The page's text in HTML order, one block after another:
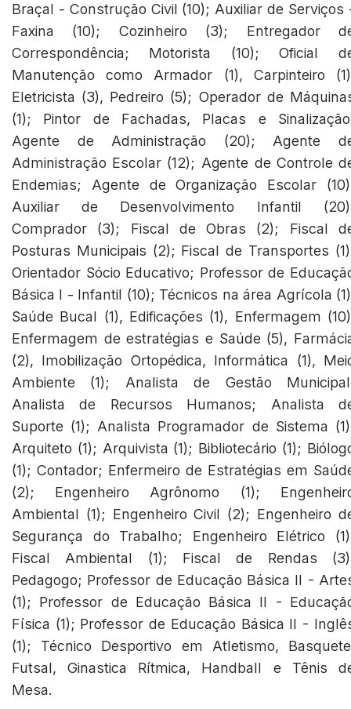
Braçal - Construção Civil (10); Auxiliar de Serviços
Faxina (10); Cozinheiro (3); Entregador
Correspondência; Motorista (10); Oficial
Manutenção como Armador (1), Carpinteiro
Eletricista (3), Pedreiro (5); Operador de
(1); Pintor de Fachadas, Placas e
Agente de Administração (20); Agente
Administração Escolar (12); Agente de Controle
Endemias; Agente de Organização Escolar
Auxiliar de Desenvolvimento Infantil
Comprador (3); Fiscal de Obras (2); Fiscal
Posturas Municipais (2); Fiscal de Transportes
Orientador Sócio Educativo; Professor de
Básica l - Infantil (10); Técnicos na área Agrícola
Saúde Bucal (1), Edificações (1), Enfermagem
Enfermagem de estratégias e Saúde (5),
(2), Imobilização Ortopédica, Informática (1),
Ambiente (1); Analista de Gestão
Analista de Recursos Humanos; Analista
Suporte (1); Analista Programador de Sistema
Arquiteto (1); Arquivista (1); Bibliotecário (1);
(1); Contador; Enfermeiro de Estratégias em
(2); Engenheiro Agrônomo (1);
Ambiental (1); Engenheiro Civil (2); Engenheiro
Segurança do Trabalho; Engenheiro Elétrico
Fiscal Ambiental (1); Fiscal de Rendas
Pedagogo; Professor de Educação Básica II -
(1); Professor de Educação Básica II -
Física (1); Professor de Educação Básica II -
(1); Técnico Desportivo em Atletismo,
Futsal, Ginastica Rítmica, Handball e Tênis
Mesa.